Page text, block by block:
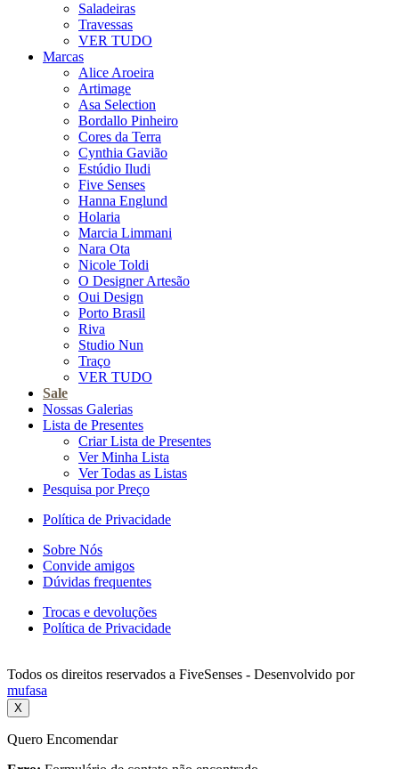
Saladeiras
Travessas
VER TUDO
Marcas
Alice Aroeira
Artimage
Asa Selection
Bordallo Pinheiro
Cores da Terra
Cynthia Gavião
Estúdio Iludi
Five Senses
Hanna Englund
Holaria
Marcia Limmani
Nara Ota
Nicole Toldi
O Designer Artesão
Oui Design
Porto Brasil
Riva
Studio Nun
Traço
VER TUDO
Sale
Nossas Galerias
Lista de Presentes
Criar Lista de Presentes
Ver Minha Lista
Ver Todas as Listas
Pesquisa por Preço
Política de Privacidade
Sobre Nós
Convide amigos
Dúvidas frequentes
Trocas e devoluções
Política de Privacidade
Todos os direitos reservados a FiveSenses - Desenvolvido por
mufasa
X
Quero Encomendar